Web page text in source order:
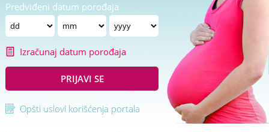
Predviđeni datum porođaja
Izračunaj datum porođaja
PRIJAVI SE
Opšti uslovi korišćenja portala